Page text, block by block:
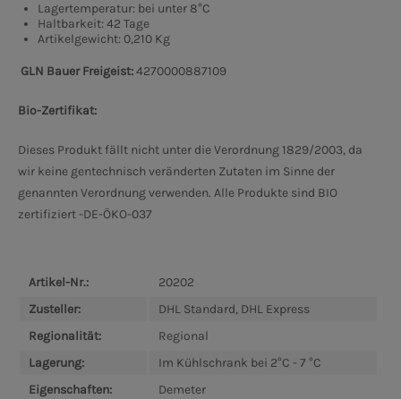
Lagertemperatur: bei unter 8°C
Haltbarkeit: 42 Tage
Artikelgewicht: 0,210 Kg
GLN Bauer Freigeist:4270000887109
Bio-Zertifikat:
Dieses Produkt fällt nicht unter die Verordnung 1829/2003, da
wir keine gentechnisch veränderten Zutaten im Sinne der
genannten Verordnung verwenden. Alle Produkte sind BIO
zertifiziert -DE-ÖKO-037
Artikel-Nr.:
20202
Zusteller:
DHL Standard, DHL Express
Regionalität:
Regional
Lagerung:
Im Kühlschrank bei 2°C - 7 °C
Eigenschaften:
Demeter